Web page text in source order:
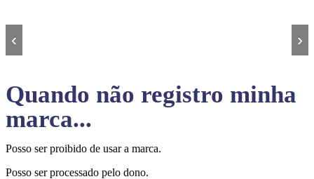
‹ ›
Quando não registro minha
marca...
Posso ser proibido de usar a marca.
Posso ser processado pelo dono.